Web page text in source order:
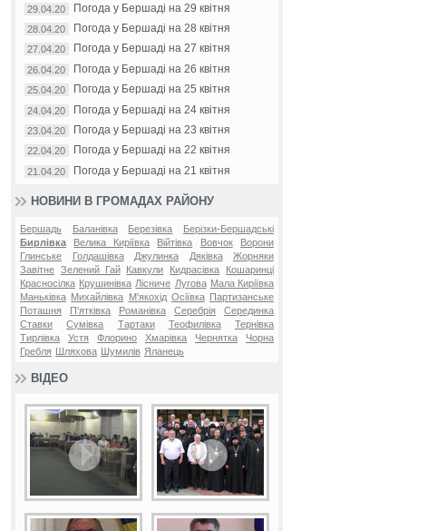
29.04.20 Погода у Бершаді на 29 квітня
28.04.20 Погода у Бершаді на 28 квітня
27.04.20 Погода у Бершаді на 27 квітня
26.04.20 Погода у Бершаді на 26 квітня
25.04.20 Погода у Бершаді на 25 квітня
24.04.20 Погода у Бершаді на 24 квітня
23.04.20 Погода у Бершаді на 23 квітня
22.04.20 Погода у Бершаді на 22 квітня
21.04.20 Погода у Бершаді на 21 квітня
НОВИНИ В ГРОМАДАХ РАЙОНУ
Бершадь Баланівка Березівка
Берізки-Бершадські
Бирлівка
Велика Киріївка Війтівка Вовчок
Ворони
Глинське
Голдашівка Джулинка Дяківка
Жорняки
Завітне Зелений Гай Кавкули Кидрасівка
Кошаринці
Красносілка Крушинівка Лісниче Лугова Мала Киріївка
Маньківка Михайлівка М'якохід Осіївка
Партизанське
Поташня
П'ятківка Романівка Серебрія
Серединка
Ставки
Сумівка Тартаки Теофилівка
Тернівка
Тирлівка
Устя Флорино Хмарівка Чернятка
Чорна
Гребля
Шляхова Шумилів Яланець
ВІДЕО